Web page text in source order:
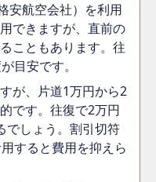
安航空会社）を利用
できますが、直前の
こともあります。往
目安です。
が、片道1万円から2
です。往復で2万円
でしょう。割引切符
すると費用を抑えら